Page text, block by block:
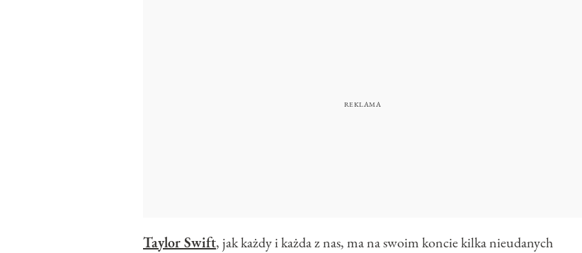
Taylor Swift, jak każdy i każda z nas, ma na swoim koncie kilka nieudanych